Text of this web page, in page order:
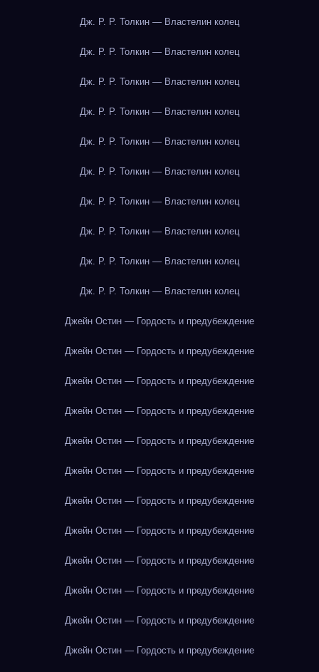
Дж. Р. Р. Толкин — Властелин колец
Дж. Р. Р. Толкин — Властелин колец
Дж. Р. Р. Толкин — Властелин колец
Дж. Р. Р. Толкин — Властелин колец
Дж. Р. Р. Толкин — Властелин колец
Дж. Р. Р. Толкин — Властелин колец
Дж. Р. Р. Толкин — Властелин колец
Дж. Р. Р. Толкин — Властелин колец
Дж. Р. Р. Толкин — Властелин колец
Дж. Р. Р. Толкин — Властелин колец
Джейн Остин — Гордость и предубеждение
Джейн Остин — Гордость и предубеждение
Джейн Остин — Гордость и предубеждение
Джейн Остин — Гордость и предубеждение
Джейн Остин — Гордость и предубеждение
Джейн Остин — Гордость и предубеждение
Джейн Остин — Гордость и предубеждение
Джейн Остин — Гордость и предубеждение
Джейн Остин — Гордость и предубеждение
Джейн Остин — Гордость и предубеждение
Джейн Остин — Гордость и предубеждение
Джейн Остин — Гордость и предубеждение